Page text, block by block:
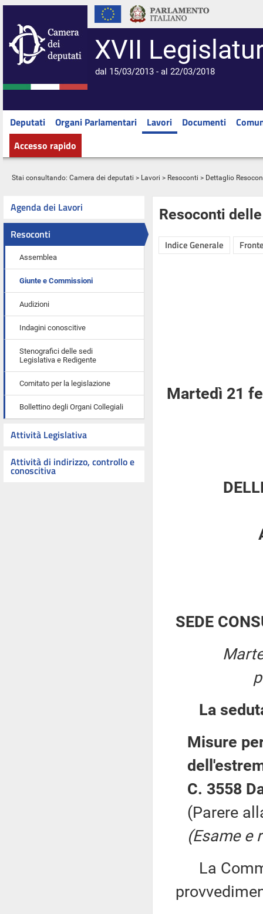
XVII
dal 15/03/2013 - al 22/03/2018
Deputati Organi Parlamentari Lavori Documenti
Accesso rapido
Stai consultando: Camera dei deputati > Lavori > Resoconti > Dettaglio
Agenda dei Lavori
Resoconti
Assemblea
Giunte e Commissioni
Audizioni
Indagini conoscitive
Stenografici delle sedi
Legislativa e Redigente
Comitato per la legislazione
Bollettino degli Organi Collegiali
Attività Legislativa
Attività di indirizzo, controllo e
conoscitiva
Resoconti
Indice Generale
Martedì 21
SEDE
La
Misure
C. 3558
(Parere
(Esame e
La